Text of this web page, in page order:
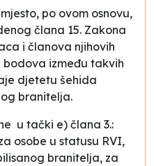
po ovom osnovu,
člana 15. Zakona
i članova njihovih
između takvih
djetetu šehida
branitelja.
u tački e) člana 3.:
osobe u statusu RVI,
branitelja, za